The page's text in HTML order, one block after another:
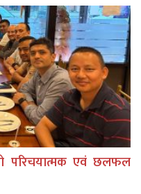
परिचयात्मक एवं छलफल